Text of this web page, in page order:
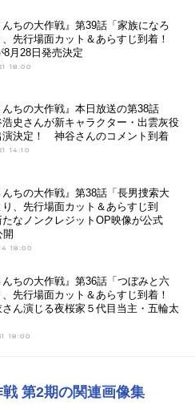
んちの大作戦』第39話「家族になろ
、先行場面カット＆あらすじ到着！
8月28日発売決定
18:00
んちの大作戦』本日放送の第38話
浩史さんが新キャラクター・出雲灰役
演決定！ 神谷さんのコメント到着
14:10
んちの大作戦』第38話「長男捜索大
、先行場面カット＆あらすじ到
なノンクレジットOP映像が公式
開
18:00
んちの大作戦』第36話「つぼみと六
、先行場面カット＆あらすじ到着！
ん演じる夜桜家５代目当主・五輪太
18:00
第2期の関連画像集